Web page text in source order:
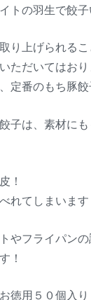
トの羽生で餃子
り上げられる
ただいてはおり
定番のもち豚餃
子は、素材に
！
れてしまいます
やフライパン
！
徳用５０個入